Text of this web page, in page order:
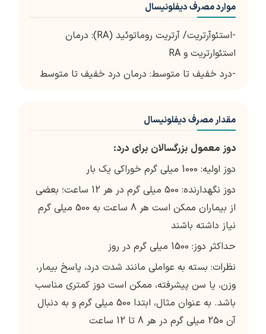
موارد مصرف دیفلونیسال
-استئوآرتریت/ آرتریت روماتوئید (RA): درمان
استئوارتریت و RA
-درد خفیف تا متوسط: درمان درد خفیف تا متوسط
مقدار مصرف دیفلونیسال
دوز معمول بزرگسالان برای درد:
دوز اولیه: 1000 میلی گرم خوراکی یک بار
دوز نگهدارنده: 500 میلی گرم در هر 12 ساعت؛ بعضی
از بیماران ممکن است هر 8 ساعت به 500 میلی گرم
نیاز داشته باشند
حداکثر دوز: 1500 میلی گرم در روز
نظرات: بسته به عواملی مانند شدت درد، پاسخ بیمار،
وزن، یا سن پیشرفته، ممکن است دوز کمتری مناسب
باشد. به عنوان مثال، ابتدا 500 میلی گرم و به دنبال
آن 250 میلی گرم در هر 8 تا 12 ساعت